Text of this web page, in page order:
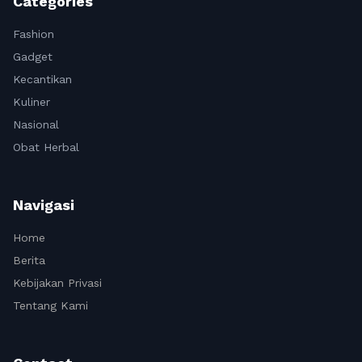
Fashion
Gadget
Kecantikan
Kuliner
Nasional
Obat Herbal
Navigasi
Home
Berita
Kebijakan Privasi
Tentang Kami